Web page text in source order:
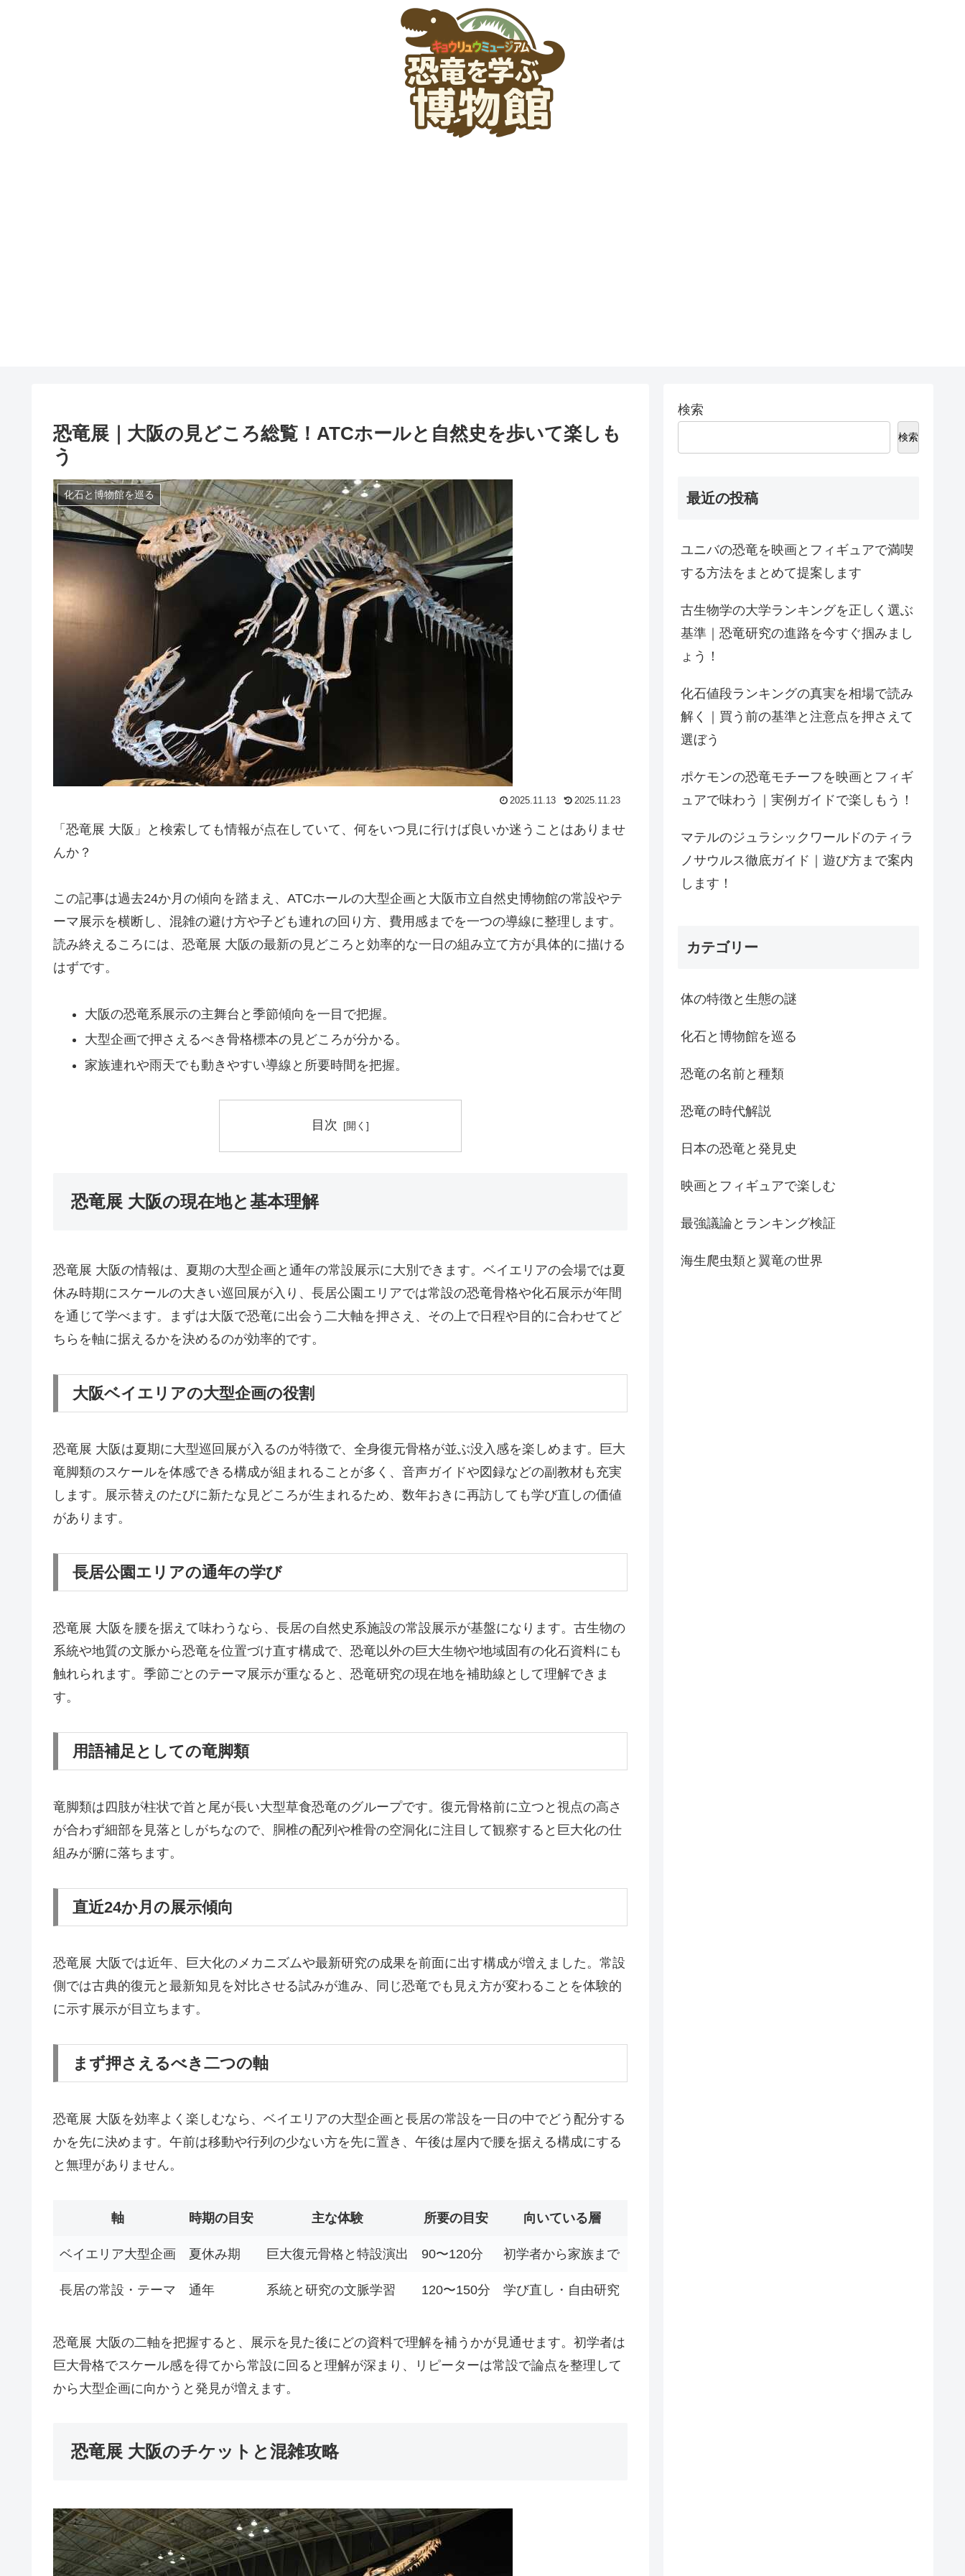
恐竜展｜大阪の見どころ総覧！ATCホールと自然史を歩いて楽しも
う
化石と博物館を巡る
2025.11.13 2025.11.23
「恐竜展 大阪」と検索しても情報が点在していて、何をいつ見に行けば良いか迷うことはありませ
んか？
この記事は過去24か月の傾向を踏まえ、ATCホールの大型企画と大阪市立自然史博物館の常設やテ
ーマ展示を横断し、混雑の避け方や子ども連れの回り方、費用感までを一つの導線に整理します。
読み終えるころには、恐竜展 大阪の最新の見どころと効率的な一日の組み立て方が具体的に描ける
はずです。
大阪の恐竜系展示の主舞台と季節傾向を一目で把握。
大型企画で押さえるべき骨格標本の見どころが分かる。
家族連れや雨天でも動きやすい導線と所要時間を把握。
目次
恐竜展 大阪の現在地と基本理解
恐竜展 大阪の情報は、夏期の大型企画と通年の常設展示に大別できます。ベイエリアの会場では夏
休み時期にスケールの大きい巡回展が入り、長居公園エリアでは常設の恐竜骨格や化石展示が年間
を通じて学べます。まずは大阪で恐竜に出会う二大軸を押さえ、その上で日程や目的に合わせてど
ちらを軸に据えるかを決めるのが効率的です。
大阪ベイエリアの大型企画の役割
恐竜展 大阪は夏期に大型巡回展が入るのが特徴で、全身復元骨格が並ぶ没入感を楽しめます。巨大
竜脚類のスケールを体感できる構成が組まれることが多く、音声ガイドや図録などの副教材も充実
します。展示替えのたびに新たな見どころが生まれるため、数年おきに再訪しても学び直しの価値
があります。
長居公園エリアの通年の学び
恐竜展 大阪を腰を据えて味わうなら、長居の自然史系施設の常設展示が基盤になります。古生物の
系統や地質の文脈から恐竜を位置づけ直す構成で、恐竜以外の巨大生物や地域固有の化石資料にも
触れられます。季節ごとのテーマ展示が重なると、恐竜研究の現在地を補助線として理解できま
す。
用語補足としての竜脚類
竜脚類は四肢が柱状で首と尾が長い大型草食恐竜のグループです。復元骨格前に立つと視点の高さ
が合わず細部を見落としがちなので、胴椎の配列や椎骨の空洞化に注目して観察すると巨大化の仕
組みが腑に落ちます。
直近24か月の展示傾向
恐竜展 大阪では近年、巨大化のメカニズムや最新研究の成果を前面に出す構成が増えました。常設
側では古典的復元と最新知見を対比させる試みが進み、同じ恐竜でも見え方が変わることを体験的
に示す展示が目立ちます。
まず押さえるべき二つの軸
恐竜展 大阪を効率よく楽しむなら、ベイエリアの大型企画と長居の常設を一日の中でどう配分する
かを先に決めます。午前は移動や行列の少ない方を先に置き、午後は屋内で腰を据える構成にする
と無理がありません。
軸 時期の目安 主な体験 所要の目安 向いている層
ベイエリア大型企画 夏休み期 巨大復元骨格と特設演出 90〜120分 初学者から家族まで
長居の常設・テーマ 通年 系統と研究の文脈学習 120〜150分 学び直し・自由研究
恐竜展 大阪の二軸を把握すると、展示を見た後にどの資料で理解を補うかが見通せます。初学者は
巨大骨格でスケール感を得てから常設に回ると理解が深まり、リピーターは常設で論点を整理して
から大型企画に向かうと発見が増えます。
恐竜展 大阪のチケットと混雑攻略
検索
検索
最近の投稿
ユニバの恐竜を映画とフィギュアで満喫
する方法をまとめて提案します
古生物学の大学ランキングを正しく選ぶ
基準｜恐竜研究の進路を今すぐ掴みまし
ょう！
化石値段ランキングの真実を相場で読み
解く｜買う前の基準と注意点を押さえて
選ぼう
ポケモンの恐竜モチーフを映画とフィギ
ュアで味わう｜実例ガイドで楽しもう！
マテルのジュラシックワールドのティラ
ノサウルス徹底ガイド｜遊び方まで案内
します！
カテゴリー
体の特徴と生態の謎
化石と博物館を巡る
恐竜の名前と種類
恐竜の時代解説
日本の恐竜と発見史
映画とフィギュアで楽しむ
最強議論とランキング検証
海生爬虫類と翼竜の世界